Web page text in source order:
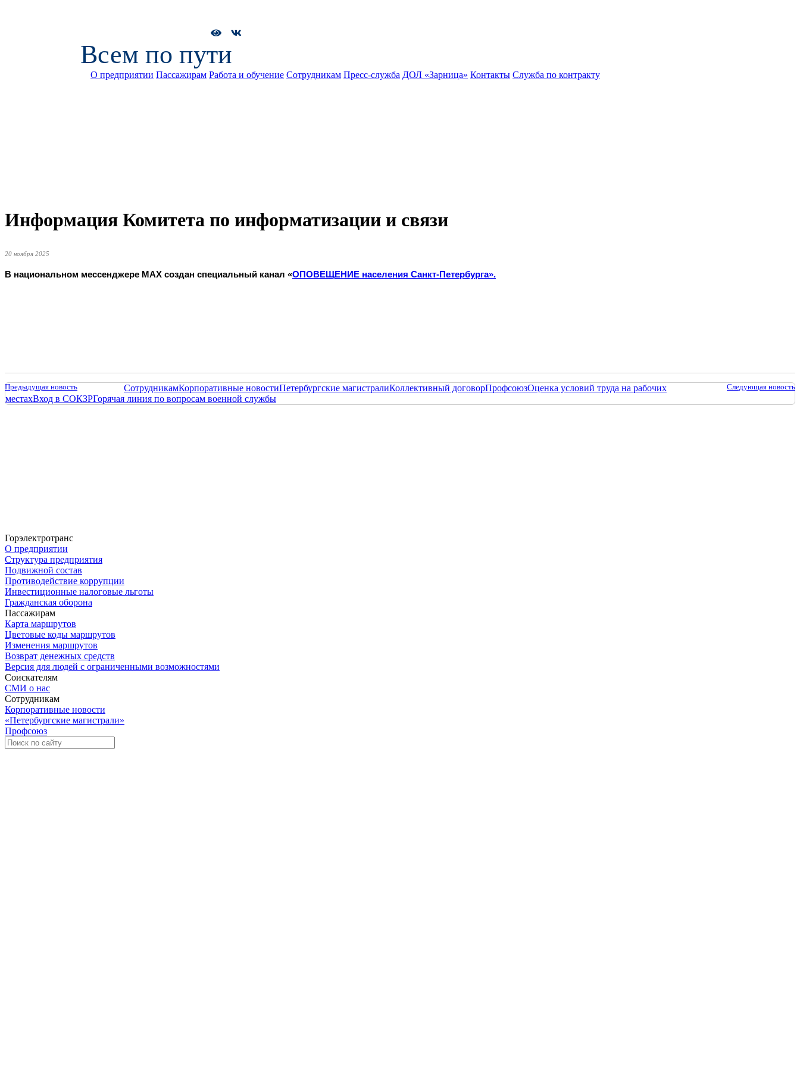
Всем по пути
О предприятии Пассажирам Работа и обучение Сотрудникам Пресс-служба ДОЛ «Зарница» Контакты Служба по контракту
Информация Комитета по информатизации и связи
20 ноября 2025
В национальном мессенджере МАХ создан специальный канал «ОПОВЕЩЕНИЕ населения Санкт-Петербурга».
Предыдущая новость Следующая новость
СотрудникамКорпоративные новостиПетербургские магистралиКоллективный договорПрофсоюзОценка условий труда на рабочих
местахВход в СОКЗРГорячая линия по вопросам военной службы
Горэлектротранс
О предприятии
Структура предприятия
Подвижной состав
Противодействие коррупции
Инвестиционные налоговые льготы
Гражданская оборона
Пассажирам
Карта маршрутов
Цветовые коды маршрутов
Изменения маршрутов
Возврат денежных средств
Версия для людей с ограниченными возможностями
Соискателям
СМИ о нас
Сотрудникам
Корпоративные новости
«Петербургские магистрали»
Профсоюз